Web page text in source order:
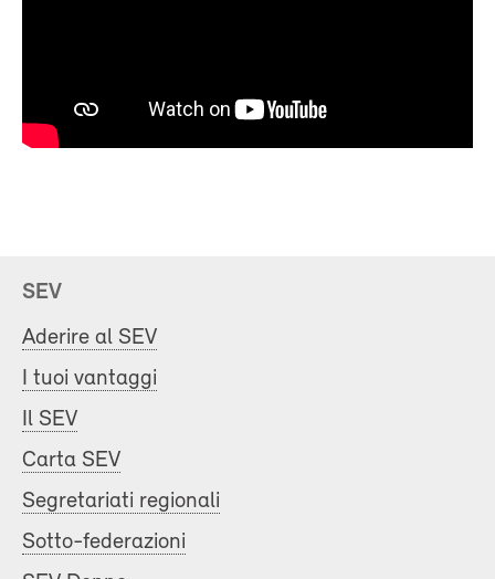
SEV
Aderire al SEV
I tuoi vantaggi
Il SEV
Carta SEV
Segretariati regionali
Sotto-federazioni